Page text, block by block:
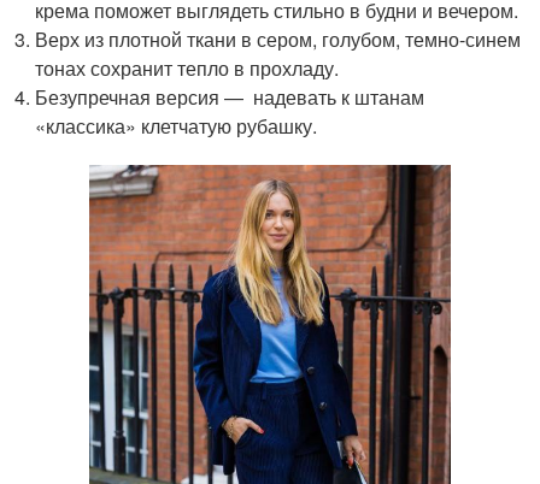
крема поможет выглядеть стильно в будни и вечером.
Верх из плотной ткани в сером, голубом, темно-синем
тонах сохранит тепло в прохладу.
Безупречная версия — надевать к штанам
«классика» клетчатую рубашку.